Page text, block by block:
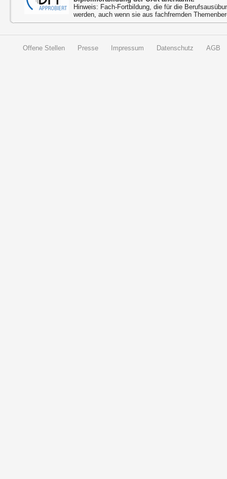
Hinweis: Fach-Fortbildung, die für die
werden, auch wenn sie aus fachfremden
Offene Stellen Presse Impressum Datenschutz AGB